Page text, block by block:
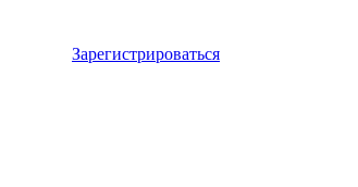
Зарегистрироваться